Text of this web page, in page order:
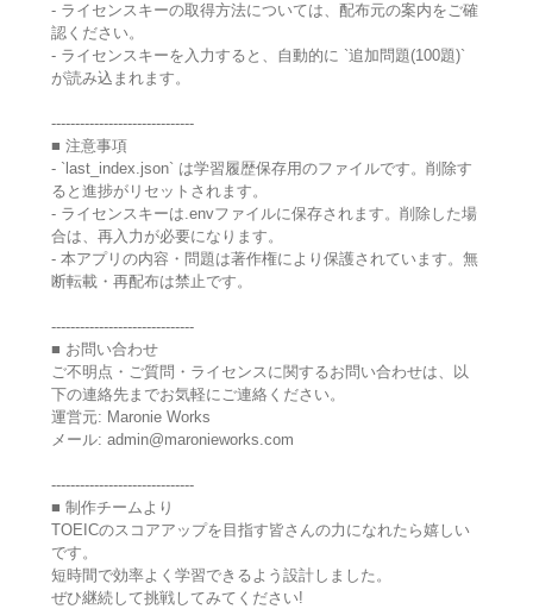
- ライセンスキーの取得方法については、配布元の案内をご確
認ください。
- ライセンスキーを入力すると、自動的に `追加問題(100題)`
が読み込まれます。
------------------------------
■ 注意事項
- `last_index.json` は学習履歴保存用のファイルです。削除す
ると進捗がリセットされます。
- ライセンスキーは.envファイルに保存されます。削除した場
合は、再入力が必要になります。
- 本アプリの内容・問題は著作権により保護されています。無
断転載・再配布は禁止です。
------------------------------
■ お問い合わせ
ご不明点・ご質問・ライセンスに関するお問い合わせは、以
下の連絡先までお気軽にご連絡ください。
運営元: Maronie Works
メール: admin@maronieworks.com
------------------------------
■ 制作チームより
TOEICのスコアアップを目指す皆さんの力になれたら嬉しい
です。
短時間で効率よく学習できるよう設計しました。
ぜひ継続して挑戦してみてください!